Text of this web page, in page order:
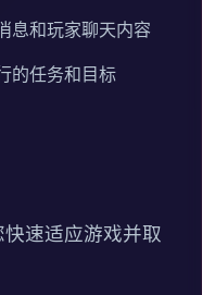
息和玩家聊天内容
的任务和目标
速适应游戏并取